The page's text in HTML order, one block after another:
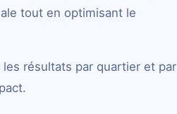
tout en optimisant le
résultats par quartier et par